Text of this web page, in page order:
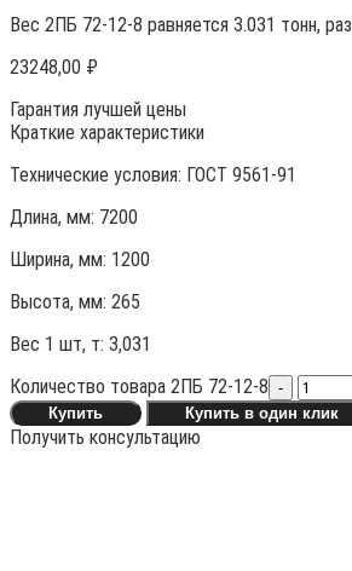
Вес 2ПБ 72-12-8 равняется 3.031 тонн,
23248,00 ₽
Гарантия лучшей цены
Краткие характеристики
Технические условия: ГОСТ 9561-91
Длина, мм: 7200
Ширина, мм: 1200
Высота, мм: 265
Вес 1 шт, т: 3,031
Количество товара 2ПБ 72-12-8 -
Купить
Купить в один клик
Получить консультацию